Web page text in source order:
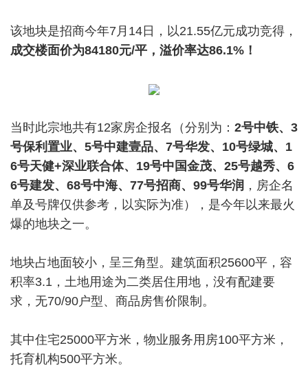
该地块是招商今年7月14日，以21.55亿元成功竞得，
成交楼面价为84180元/平，溢价率达86.1%！
当时此宗地共有12家房企报名（分别为： 2号中铁、3
号保利置业、5号中建壹品、7号华发、10号绿城、1
6号天健+深业联合体、19号中国金茂、25号越秀、6
6号建发、68号中海、77号招商、99号华润 ，房企名
单及号牌仅供参考，以实际为准），是今年以来最火
爆的地块之一。
地块占地面较小，呈三角型。建筑面积25600平，容
积率3.1，土地用途为二类居住用地，没有配建要
求，无70/90户型、商品房售价限制。
其中住宅25000平方米，物业服务用房100平方米，
托育机构500平方米。